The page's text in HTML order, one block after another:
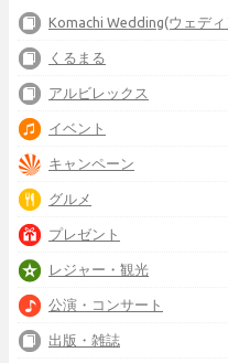
Komachi Wedding(ウェディ
くるまる
アルビレックス
イベント
キャンペーン
グルメ
プレゼント
レジャー・観光
公演・コンサート
出版・雑誌